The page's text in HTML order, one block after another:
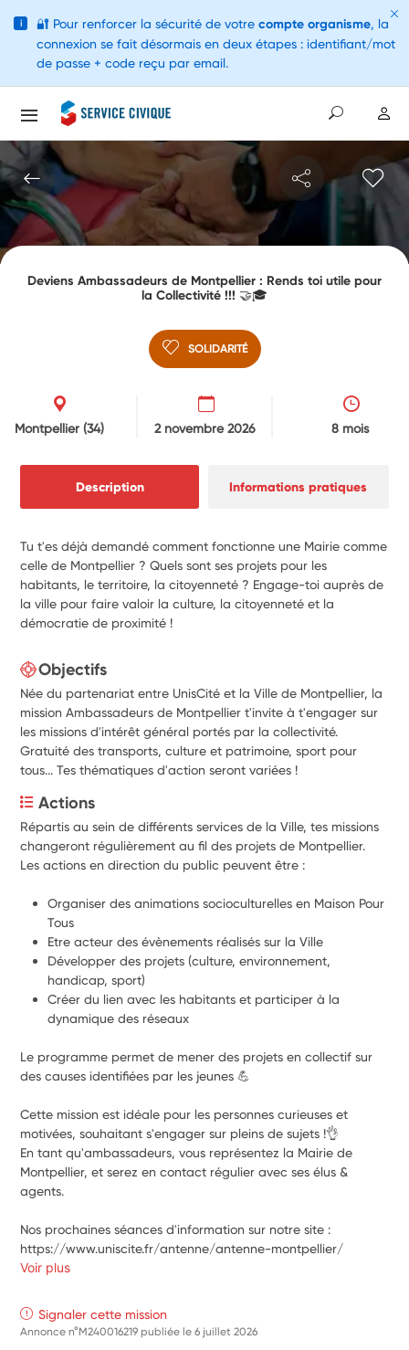
Deviens Ambassadeurs de Montpellier : Rends toi utile pour
la Collectivité !!! 🤝🎓
SOLIDARITÉ
Montpellier (34) 2 novembre 2026 8 mois
Description Informations pratiques
Tu t'es déjà demandé comment fonctionne une Mairie comme
celle de Montpellier ? Quels sont ses projets pour les
habitants, le territoire, la citoyenneté ? Engage-toi auprès de
la ville pour faire valoir la culture, la citoyenneté et la
démocratie de proximité !
Objectifs
Née du partenariat entre UnisCité et la Ville de Montpellier, la
mission Ambassadeurs de Montpellier t'invite à t'engager sur
les missions d'intérêt général portés par la collectivité.
Gratuité des transports, culture et patrimoine, sport pour
tous... Tes thématiques d'action seront variées !
Actions
Répartis au sein de différents services de la Ville, tes missions
changeront régulièrement au fil des projets de Montpellier.
Les actions en direction du public peuvent être :
Organiser des animations socioculturelles en Maison Pour
Tous
Etre acteur des évènements réalisés sur la Ville
Développer des projets (culture, environnement,
handicap, sport)
Créer du lien avec les habitants et participer à la
dynamique des réseaux
Le programme permet de mener des projets en collectif sur
des causes identifiées par les jeunes 💪
Cette mission est idéale pour les personnes curieuses et
motivées, souhaitant s'engager sur pleins de sujets !👌
En tant qu'ambassadeurs, vous représentez la Mairie de
Montpellier, et serez en contact régulier avec ses élus &
agents.
Nos prochaines séances d'information sur notre site :
https://www.uniscite.fr/antenne/antenne-montpellier/
Voir plus
Signaler cette mission
Annonce n°M240016219 publiée le6 juillet 2026
i 🔐 Pour renforcer la sécurité de votre compte organisme, la
connexion se fait désormais en deux étapes : identifiant/mot
de passe + code reçu par email.